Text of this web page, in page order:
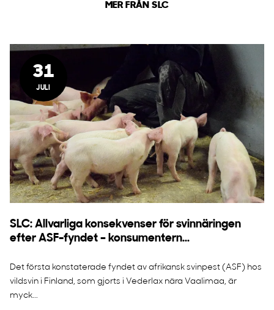
MER FRÅN SLC
31
JULI
SLC: Allvarliga konsekvenser för svinnäringen
efter ASF-fyndet – konsumentern...
Det första konstaterade fyndet av afrikansk svinpest (ASF) hos
vildsvin i Finland, som gjorts i Vederlax nära Vaalimaa, är
myck...